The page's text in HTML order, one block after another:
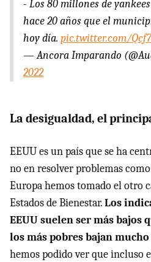
- Los 80 millones de
hace 20 años que el
hoy día. pic.twitter.com/
— Ancora Imparando
2022
La desigualdad, el
EEUU es un país que se ha
no en resolver problemas
Europa hemos tomado el otro
Estados de Bienestar.Los
EEUU suelen ser más bajos
los más pobres bajan
hemos podido ver que incluso